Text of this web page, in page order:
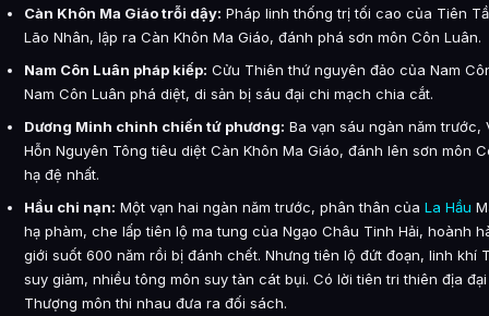
Càn Khôn Ma Giáo trỗi dậy: Pháp linh thống trị tối cao của Tiên
Lão Nhân, lập ra Càn Khôn Ma Giáo, đánh phá sơn môn Côn Luân.
Nam Côn Luân pháp kiếp: Cửu Thiên thứ nguyên đảo của Nam
Nam Côn Luân phá diệt, di sản bị sáu đại chi mạch chia cắt.
Dương Minh chinh chiến tứ phương: Ba vạn sáu ngàn năm trước,
Hỗn Nguyên Tông tiêu diệt Càn Khôn Ma Giáo, đánh lên sơn môn
hạ đệ nhất.
Hầu chi nạn: Một vạn hai ngàn năm trước, phân thân của La Hầu
hạ phàm, che lấp tiên lộ ma tung của Ngạo Châu Tinh Hải, hoành
giới suốt 600 năm rồi bị đánh chết. Nhưng tiên lộ đứt đoạn, linh khí
suy giảm, nhiều tông môn suy tàn cát bụi. Có lời tiên tri thiên địa
Thượng môn thi nhau đưa ra đối sách.